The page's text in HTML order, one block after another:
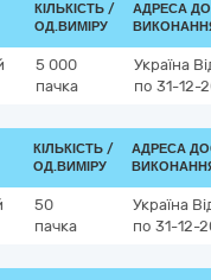
КІЛЬКІСТЬ /
ОД.ВИМІРУ
АДРЕСА
5 000
пачка
Україна
по 31-12-
КІЛЬКІСТЬ /
ОД.ВИМІРУ
АДРЕСА
50
пачка
Україна
по 31-12-